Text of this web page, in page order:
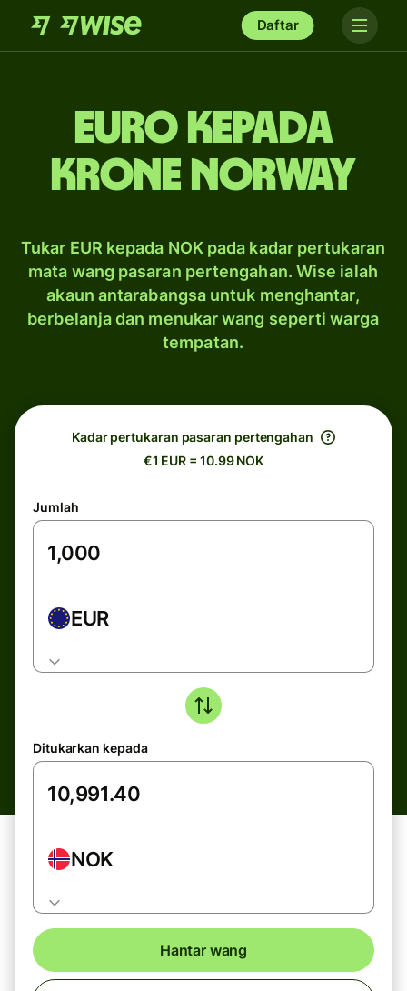
Daftar
Euro kepada
krone Norway
Tukar EUR kepada NOK pada kadar pertukaran
mata wang pasaran pertengahan. Wise ialah
akaun antarabangsa untuk menghantar,
berbelanja dan menukar wang seperti warga
tempatan.
Kadar pertukaran pasaran pertengahan
€1 EUR = 10.99 NOK
Jumlah
EUR
Ditukarkan kepada
NOK
Hantar wang